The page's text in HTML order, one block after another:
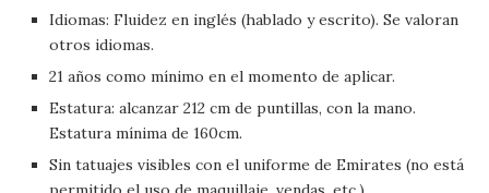
Idiomas: Fluidez en inglés (hablado y escrito). Se valoran
otros idiomas.
21 años como mínimo en el momento de aplicar.
Estatura: alcanzar 212 cm de puntillas, con la mano.
Estatura mínima de 160cm.
Sin tatuajes visibles con el uniforme de Emirates (no está